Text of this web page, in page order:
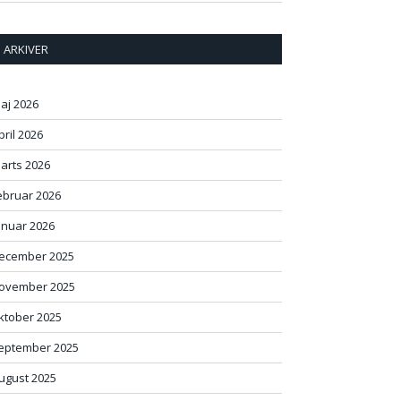
ARKIVER
2026
2026
2026
2026
2026
2025
2025
2025
2025
2025